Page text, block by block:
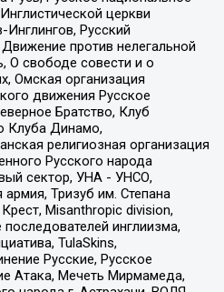
церкви
Русский
против нелегальной
О свободе совести и о
Омская организация
движения Русское
Братство, Клуб
Клуба Динамо,
религиозная организация
Русского народа
сектор, УНА - УНСО,
армия, Тризуб им. Степана
Misanthropic division,
инглиизма,
TulaSkins,
Русские, Русское
Атака, Мечеть Мирмамеда,